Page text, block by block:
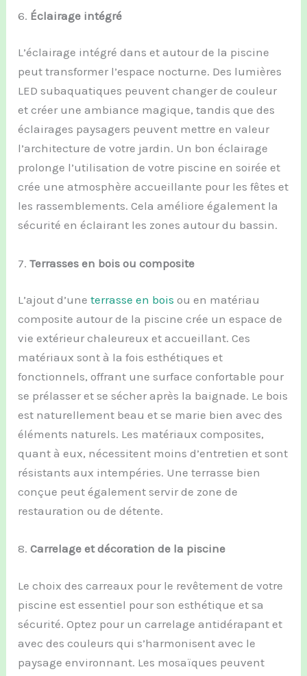
6. Éclairage intégré
L’éclairage intégré dans et autour de la piscine
peut transformer l’espace nocturne. Des lumières
LED subaquatiques peuvent changer de couleur
et créer une ambiance magique, tandis que des
éclairages paysagers peuvent mettre en valeur
l’architecture de votre jardin. Un bon éclairage
prolonge l’utilisation de votre piscine en soirée et
crée une atmosphère accueillante pour les fêtes et
les rassemblements. Cela améliore également la
sécurité en éclairant les zones autour du bassin.
7.Terrasses en bois ou composite
L’ajout d’uneterrasse en bois ou en matériau
composite autour de la piscine crée un espace de
vie extérieur chaleureux et accueillant. Ces
matériaux sont à la fois esthétiques et
fonctionnels, offrant une surface confortable pour
se prélasser et se sécher après la baignade. Le bois
est naturellement beau et se marie bien avec des
éléments naturels. Les matériaux composites,
quant à eux, nécessitent moins d’entretien et sont
résistants aux intempéries. Une terrasse bien
conçue peut également servir de zone de
restauration ou de détente.
8.Carrelage et décoration de la piscine
Le choix des carreaux pour le revêtement de votre
piscine est essentiel pour son esthétique et sa
sécurité. Optez pour un carrelage antidérapant et
avec des couleurs qui s’harmonisent avec le
paysage environnant. Les mosaïques peuvent